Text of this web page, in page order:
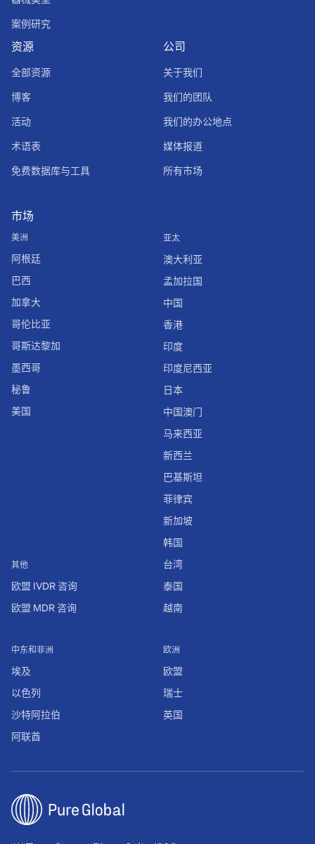
案例研究
资源
全部资源
博客
活动
术语表
免费数据库与工具
公司
关于我们
我们的团队
我们的办公地点
媒体报道
所有市场
市场
美洲
阿根廷
巴西
加拿大
哥伦比亚
哥斯达黎加
墨西哥
秘鲁
美国
其他
欧盟 IVDR 咨询
欧盟 MDR 咨询
欧洲
欧盟
瑞士
英国
中东和非洲
埃及
以色列
沙特阿拉伯
阿联酋
亚太
澳大利亚
孟加拉国
中国
香港
印度
印度尼西亚
日本
中国澳门
马来西亚
新西兰
巴基斯坦
菲律宾
新加坡
韩国
台湾
泰国
越南